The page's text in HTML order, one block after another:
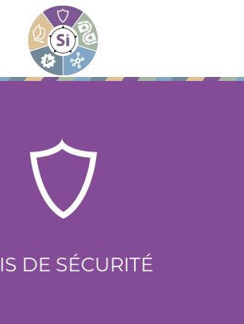
principal
DE SÉCURITÉ